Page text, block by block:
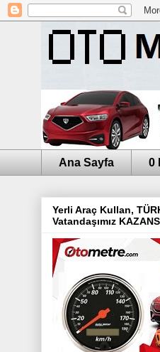
Ana Sayfa 0
Yerli Araç Kullan,
Vatandaşımız